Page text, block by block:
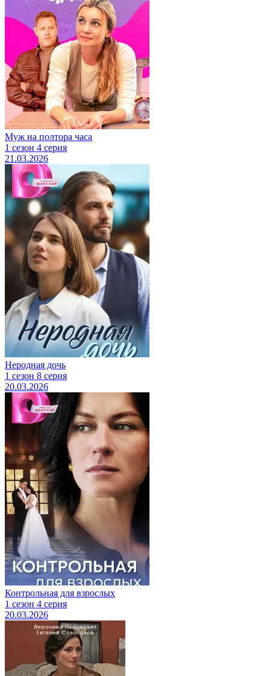
Муж на полтора часа
1 сезон 4 серия
21.03.2026
Неродная дочь
1 сезон 8 серия
20.03.2026
Контрольная для взрослых
1 сезон 4 серия
20.03.2026